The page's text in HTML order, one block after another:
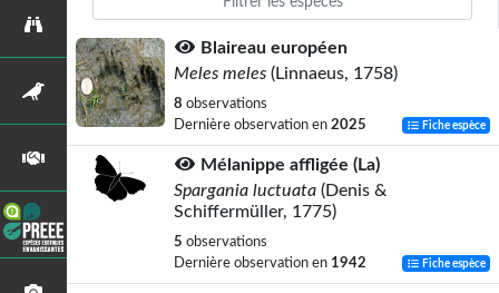
Blaireau européen
Meles meles (Linnaeus, 1758)
8 observations
Dernière observation en 2025 Fiche espèce
Mélanippe affligée (La)
Spargania luctuata (Denis &
Schiffermüller, 1775)
5 observations
Dernière observation en 1942 Fiche espèce